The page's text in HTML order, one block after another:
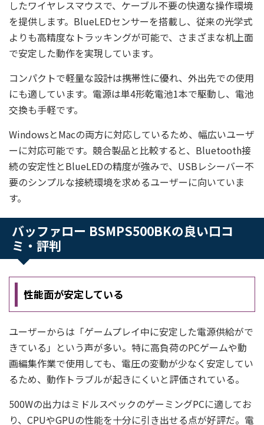
したワイヤレスマウスで、ケーブル不要の快適な操作環境
を提供します。BlueLEDセンサーを搭載し、従来の光学式
よりも高精度なトラッキングが可能で、さまざまな机上面
で安定した動作を実現しています。
コンパクトで軽量な設計は携帯性に優れ、外出先での使用
にも適しています。電源は単4形乾電池1本で駆動し、電池
交換も手軽です。
WindowsとMacの両方に対応しているため、幅広いユーザ
ーに対応可能です。競合製品と比較すると、Bluetooth接
続の安定性とBlueLEDの精度が強みで、USBレシーバー不
要のシンプルな接続環境を求めるユーザーに向いていま
す。
バッファロー BSMPS500BKの良い口コ
ミ・評判
性能面が安定している
ユーザーからは「ゲームプレイ中に安定した電源供給がで
きている」という声が多い。特に高負荷のPCゲームや動
画編集作業で使用しても、電圧の変動が少なく安定してい
るため、動作トラブルが起きにくいと評価されている。
500Wの出力はミドルスペックのゲーミングPCに適してお
り、CPUやGPUの性能を十分に引き出せる点が好評だ。電